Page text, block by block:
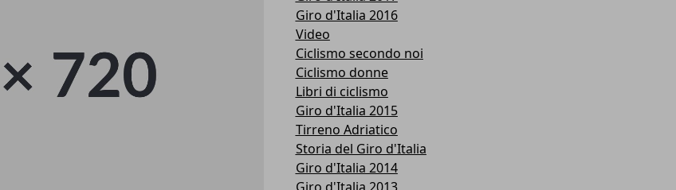
Giro d'Italia 2016
Video
Ciclismo secondo noi
Ciclismo donne
Libri di ciclismo
Giro d'Italia 2015
Tirreno Adriatico
Storia del Giro d'Italia
Giro d'Italia 2014